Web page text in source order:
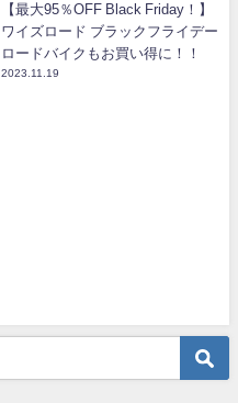
【最大95％OFF Black Friday！】
ワイズロード ブラックフライデー
ロードバイクもお買い得に！！
2023.11.19